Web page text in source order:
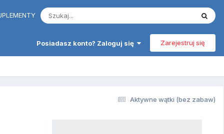
Posiadasz konto? Zaloguj się Zarejestruj się
Aktywne wątki (bez zabaw)